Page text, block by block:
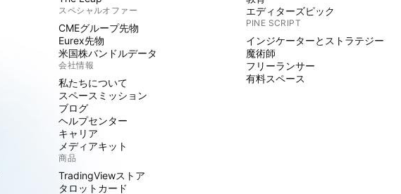
スペシャルオファー
CMEグループ先物
Eurex先物
米国株バンドルデータ
会社情報
私たちについて
スペースミッション
ブログ
ヘルプセンター
キャリア
メディアキット
商品
TradingViewストア
タロットカード
エディターズピック
PINE SCRIPT
インジケーターとストラテジー
魔術師
フリーランサー
有料スペース